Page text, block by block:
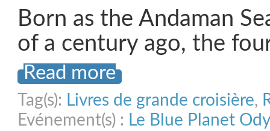
Born as the Andaman
of a century ago, the
Read more
Tag(s): Livres de grande croisière,
Evénement(s) : Le Blue Planet